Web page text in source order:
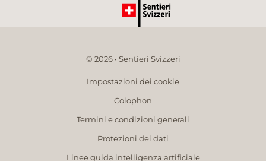
© 2026 • Sentieri Svizzeri
Impostazioni dei cookie
Colophon
Termini e condizioni generali
Protezioni dei dati
Linee guida intelligenza artificiale